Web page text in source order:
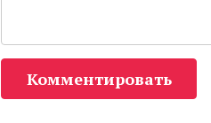
Комментировать